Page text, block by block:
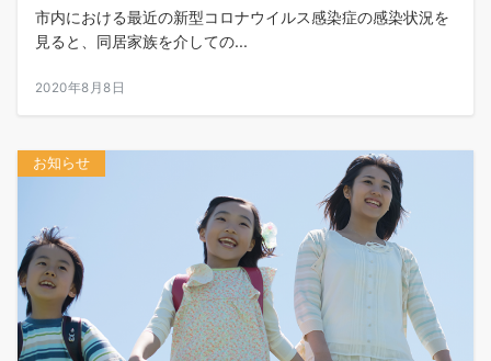
市内における最近の新型コロナウイルス感染症の感染状況を
見ると、同居家族を介しての...
2020年8月8日
お知らせ